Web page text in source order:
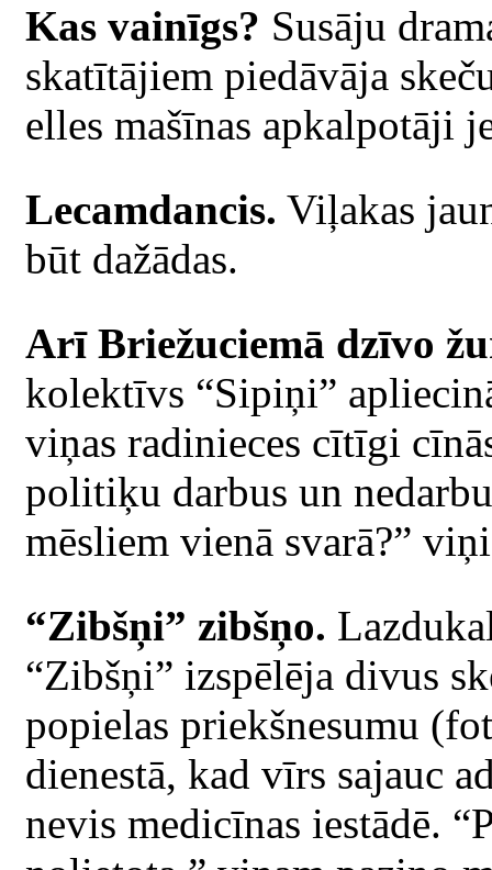
Kas vainīgs? Susāju
skatītājiem piedāvāja
elles mašīnas apkalpotāji
Lecamdancis. Viļakas
būt dažādas.
Arī Briežuciemā dzīvo
kolektīvs “Sipiņi”
viņas radinieces cītīgi
politiķu darbus un
mēsliem vienā svarā?”
“Zibšņi” zibšņo.
“Zibšņi” izspēlēja divus
popielas priekšnesumu
dienestā, kad vīrs sajauc
nevis medicīnas iestādē.